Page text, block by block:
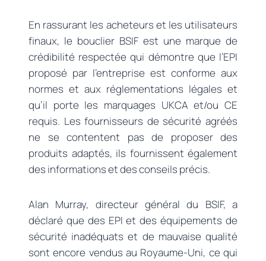
En rassurant les acheteurs et les utilisateurs
finaux, le bouclier BSIF est une marque de
crédibilité respectée qui démontre que l’EPI
proposé par l’entreprise est conforme aux
normes et aux réglementations légales et
qu’il porte les marquages UKCA et/ou CE
requis. Les fournisseurs de sécurité agréés
ne se contentent pas de proposer des
produits adaptés, ils fournissent également
des informations et des conseils précis.
Alan Murray, directeur général du BSIF, a
déclaré que des EPI et des équipements de
sécurité inadéquats et de mauvaise qualité
sont encore vendus au Royaume-Uni, ce qui